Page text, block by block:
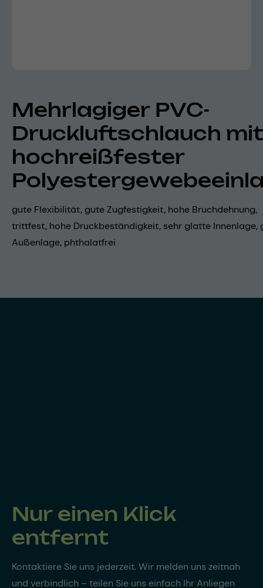
Mehrlagiger PVC-
Druckluftschlauch mit
hochreißfester
gute Flexibilität, gute Zugfestigkeit, hohe Bruchdehnung,
trittfest, hohe Druckbeständigkeit, sehr glatte Innenlage,
Außenlage, phthalatfrei
Nur einen Klick
entfernt
Kontaktiere Sie uns jederzeit. Wir melden uns zeitnah
und verbindlich – teilen Sie uns einfach Ihr Anliegen